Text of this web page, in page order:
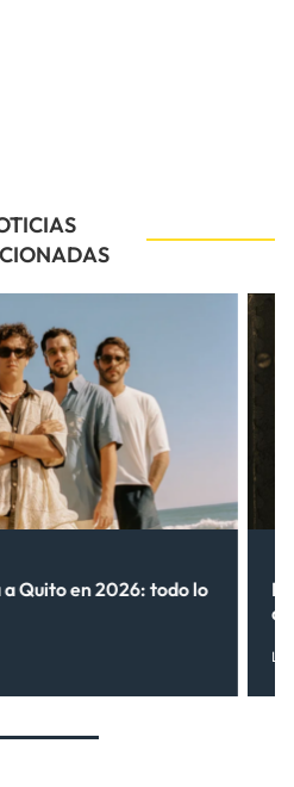
Quito en 2026: todo lo